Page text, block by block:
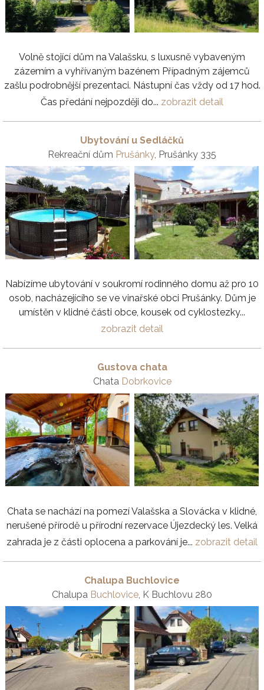
Volně stojící dům na Valašsku, s luxusně vybaveným
zázemím a vyhřívaným bazénem Případným zájemců
zašlu podrobnější prezentaci. Nástupní čas vždy od 17 hod.
Čas předání nejpozději do... zobrazit detail
Ubytování u Sedláčků
Rekreační dům Prušánky, Prušánky 335
Nabízíme ubytování v soukromí rodinného domu až pro 10
osob, nacházejícího se ve vinařské obci Prušánky. Dům je
umístěn v klidné části obce, kousek od cyklostezky...
zobrazit detail
Gustova chata
Chata Dobrkovice
Chata se nachází na pomezí Valašska a Slovácka v klidné,
nerušené přírodě u přírodní rezervace Újezdecký les. Velká
zahrada je z části oplocena a parkování je... zobrazit detail
Chalupa Buchlovice
Chalupa Buchlovice , K Buchlovu 280